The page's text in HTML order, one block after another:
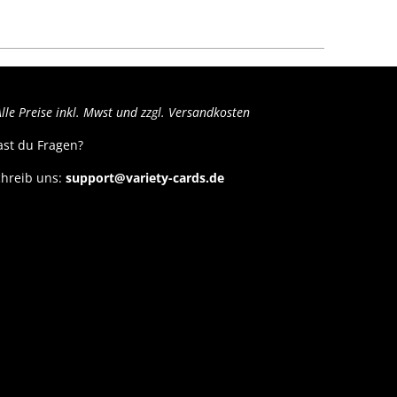
Preise inkl. Mwst und zzgl. Versandkosten
du Fragen?
uns: support@variety-cards.de